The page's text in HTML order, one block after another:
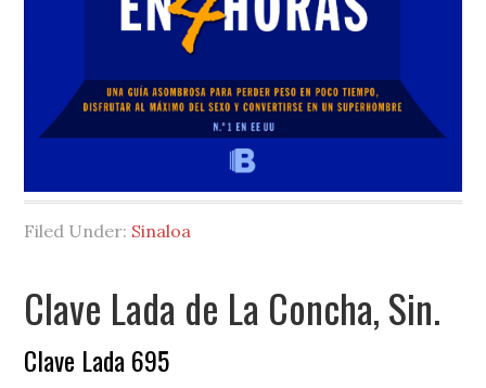
Filed Under: Sinaloa
Clave Lada de La Concha, Sin.
Clave Lada 695